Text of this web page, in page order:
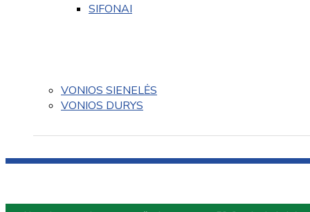
SIFONAI
VONIOS SIENELĖS
VONIOS DURYS